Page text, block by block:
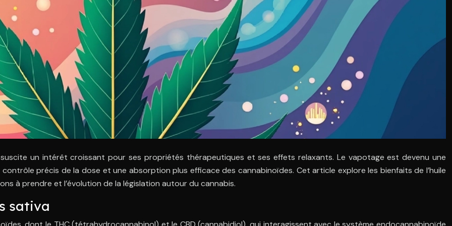
suscite un intérêt croissant pour ses propriétés thérapeutiques et ses effets relaxants. Le vapotage est devenu une
précis de la dose et une absorption plus efficace des cannabinoïdes. Cet article explore les bienfaits de l’huile
à prendre et l’évolution de la législation autour du cannabis.
sativa